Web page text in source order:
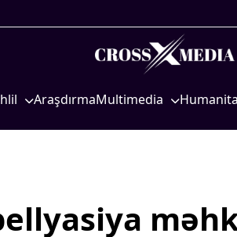
AraşdırmaMultimedia